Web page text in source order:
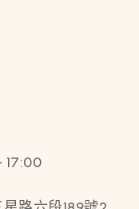
17:00